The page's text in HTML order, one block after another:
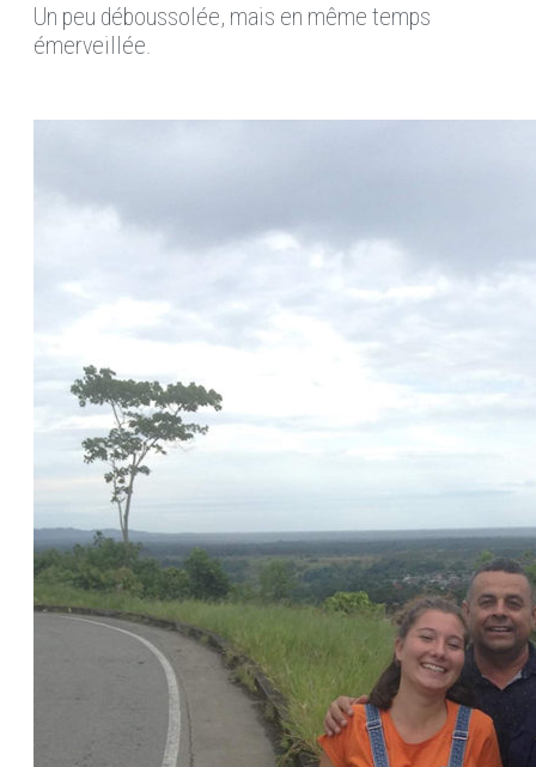
Un peu déboussolée, mais en même temps
émerveillée.